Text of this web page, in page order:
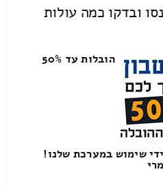
ובדקו כמה עולות
הובלות עד 50%
שימוש במערכת שלנו!